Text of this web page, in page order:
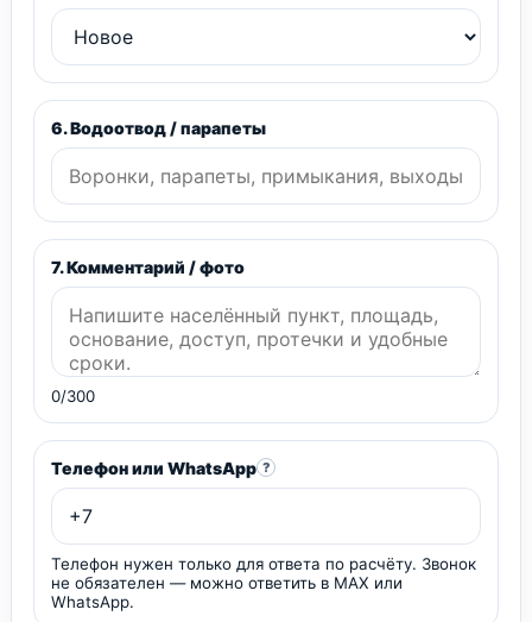
6. Водоотвод / парапеты
7. Комментарий / фото
0/300
Телефон или WhatsApp ?
Телефон нужен только для ответа по расчёту. Звонок
не обязателен — можно ответить в MAX или
WhatsApp.